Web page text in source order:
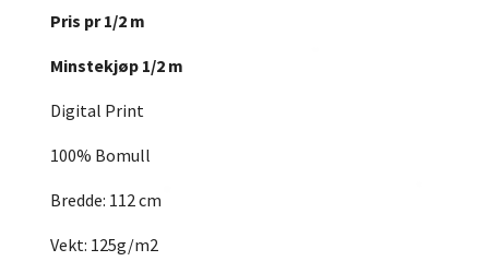
Pris pr 1/2 m
Minstekjøp 1/2 m
Digital Print
100% Bomull
Bredde: 112 cm
Vekt: 125g/m2